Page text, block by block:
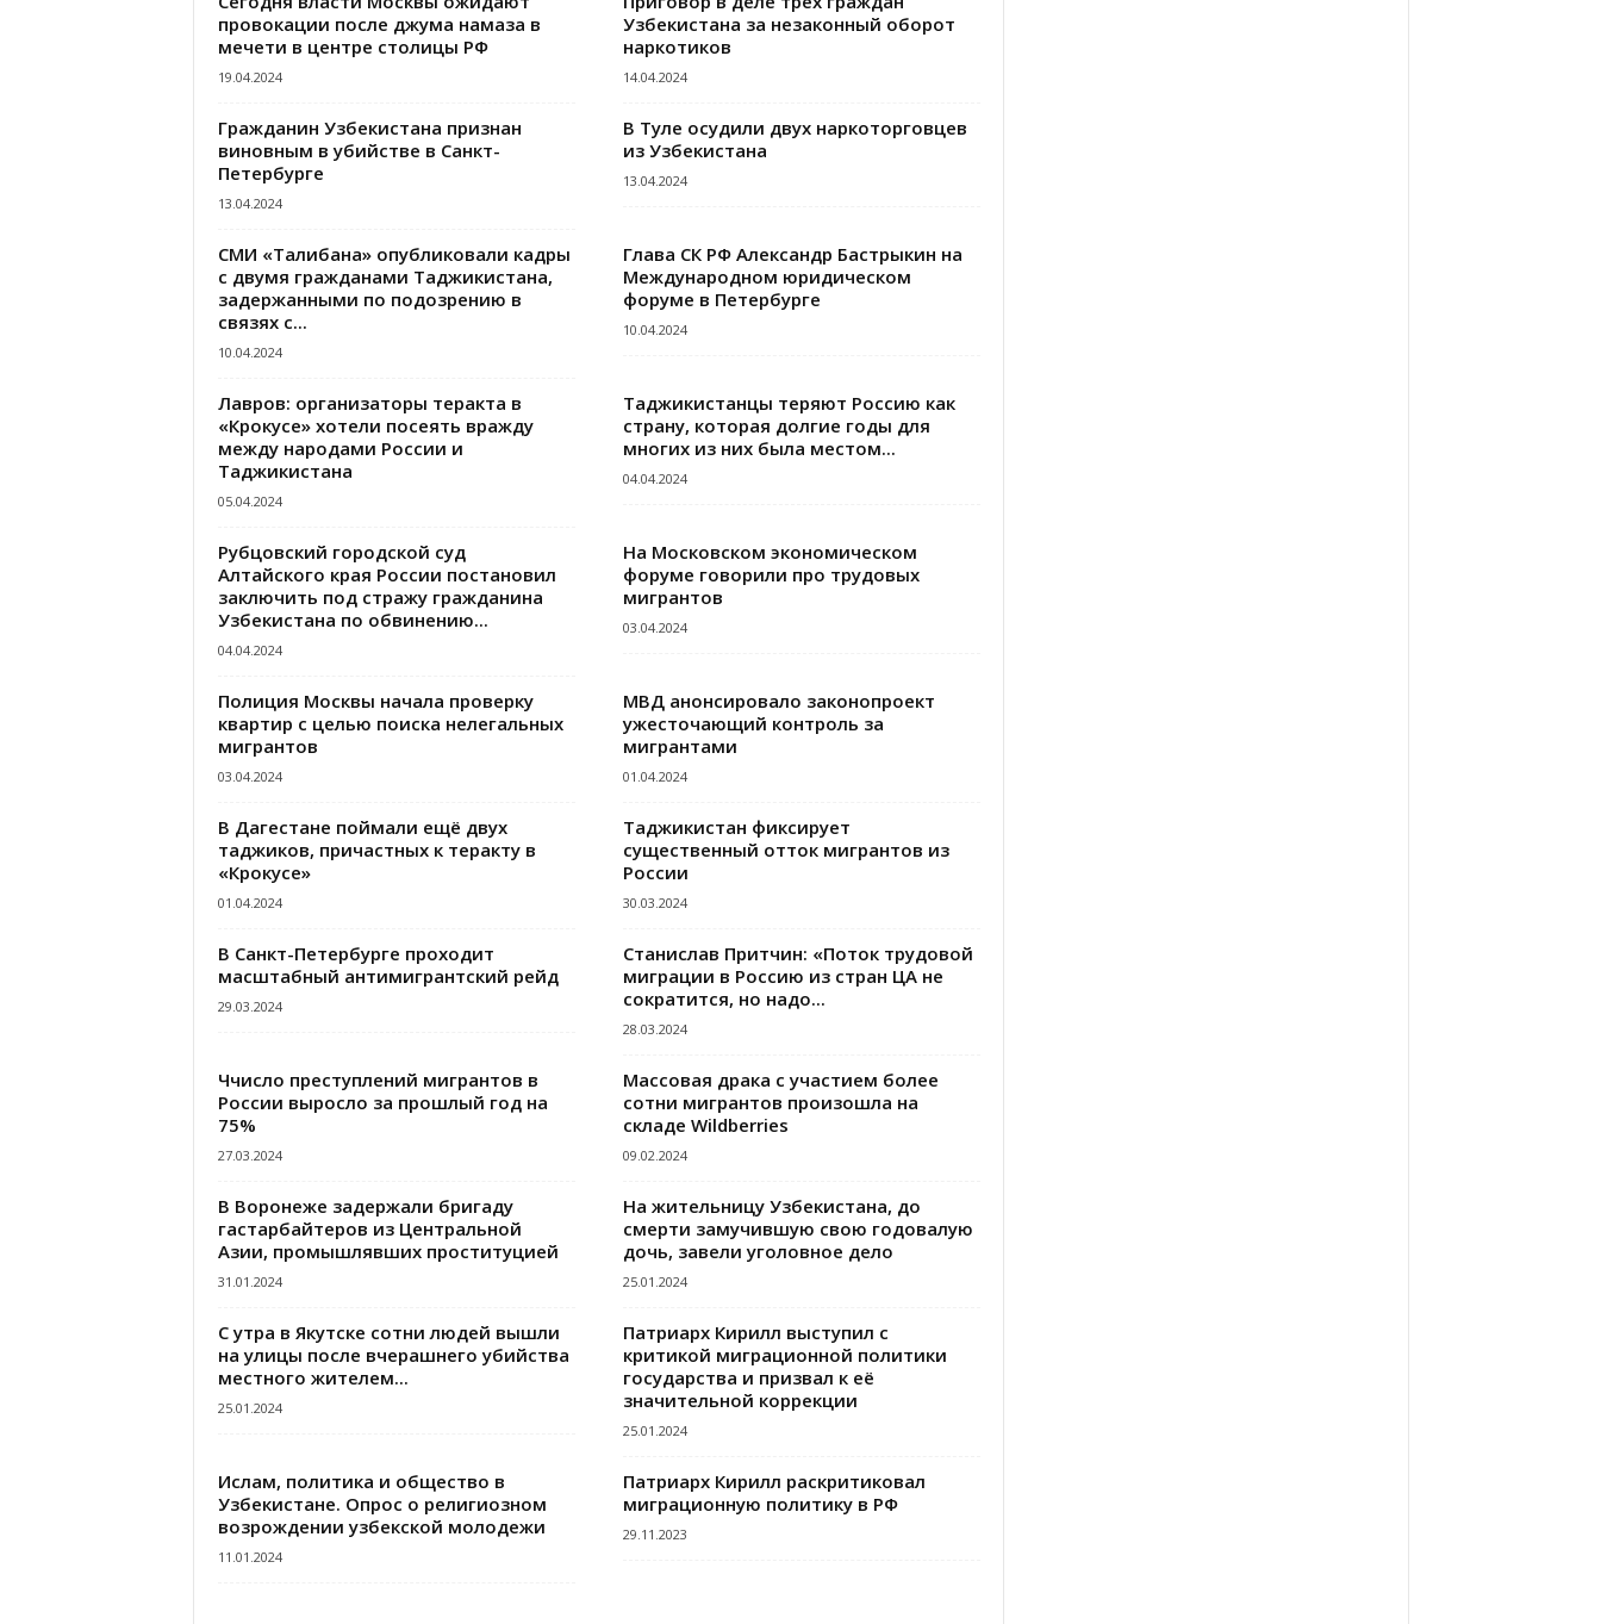
провокации после джума намаза в
мечети в центре столицы РФ
19.04.2024
Узбекистана за незаконный оборот
наркотиков
14.04.2024
Гражданин Узбекистана признан
виновным в убийстве в Санкт-
Петербурге
13.04.2024
В Туле осудили двух наркоторговцев
из Узбекистана
13.04.2024
СМИ «Талибана» опубликовали кадры
с двумя гражданами Таджикистана,
задержанными по подозрению в
связях с...
10.04.2024
Глава СК РФ Александр Бастрыкин на
Международном юридическом
форуме в Петербурге
10.04.2024
Лавров: организаторы теракта в
«Крокусе» хотели посеять вражду
между народами России и
Таджикистана
05.04.2024
Таджикистанцы теряют Россию как
страну, которая долгие годы для
многих из них была местом...
04.04.2024
Рубцовский городской суд
Алтайского края России постановил
заключить под стражу гражданина
Узбекистана по обвинению...
04.04.2024
На Московском экономическом
форуме говорили про трудовых
мигрантов
03.04.2024
Полиция Москвы начала проверку
квартир с целью поиска нелегальных
мигрантов
03.04.2024
МВД анонсировало законопроект
ужесточающий контроль за
мигрантами
01.04.2024
В Дагестане поймали ещё двух
таджиков, причастных к теракту в
«Крокусе»
01.04.2024
Таджикистан фиксирует
существенный отток мигрантов из
России
30.03.2024
В Санкт-Петербурге проходит
масштабный антимигрантский рейд
29.03.2024
Станислав Притчин: «Поток трудовой
миграции в Россию из стран ЦА не
сократится, но надо...
28.03.2024
Ччисло преступлений мигрантов в
России выросло за прошлый год на
75%
27.03.2024
Массовая драка с участием более
сотни мигрантов произошла на
складе Wildberries
09.02.2024
В Воронеже задержали бригаду
гастарбайтеров из Центральной
Азии, промышлявших проституцией
31.01.2024
На жительницу Узбекистана, до
смерти замучившую свою годовалую
дочь, завели уголовное дело
25.01.2024
С утра в Якутске сотни людей вышли
на улицы после вчерашнего убийства
местного жителем...
25.01.2024
Патриарх Кирилл выступил с
критикой миграционной политики
государства и призвал к её
значительной коррекции
25.01.2024
Ислам, политика и общество в
Узбекистане. Опрос о религиозном
возрождении узбекской молодежи
11.01.2024
Патриарх Кирилл раскритиковал
миграционную политику в РФ
29.11.2023